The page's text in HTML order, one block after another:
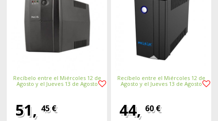
Recíbelo entre el Miércoles 12 de
Agosto y el Jueves 13 de Agosto
51, 45 €
Recíbelo entre el Miércoles 12 de
Agosto y el Jueves 13 de Agosto
44, 60 €